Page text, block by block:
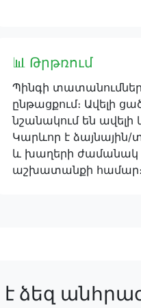
📊 Թրթռում
Պինգի
ընթացքում։ Ավելի
նշանակում են ավելի
Կարևոր է
և խաղերի ժամանակ
աշխատանքի
ձեզ